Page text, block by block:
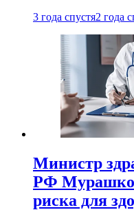
3 года спустя2 года
Министр
РФ Мурашко
риска для